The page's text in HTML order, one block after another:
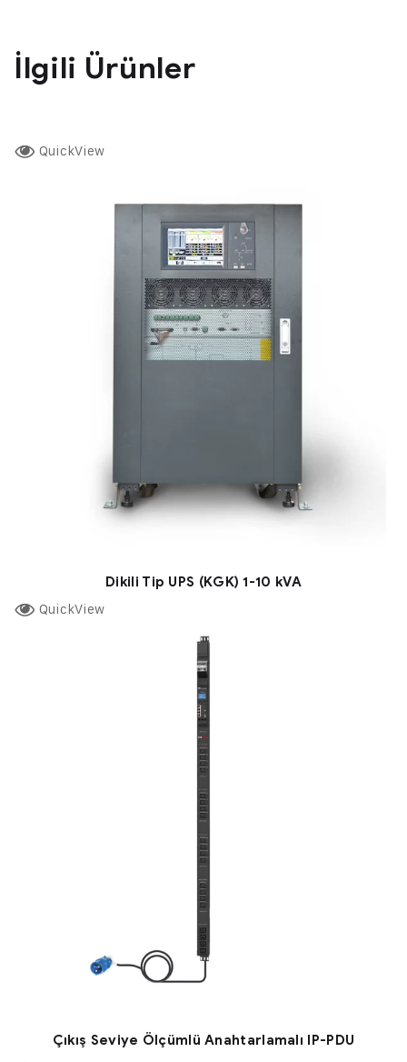
İlgili Ürünler
QuickView
Dikili Tip UPS (KGK) 1-10 kVA
QuickView
Çıkış Seviye Ölçümlü Anahtarlamalı IP-PDU